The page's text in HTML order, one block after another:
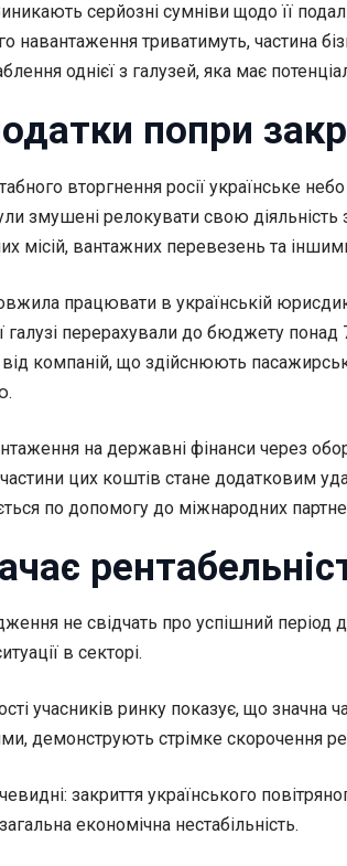
серйозні сумніви щодо її
навантаження триватимуть, частина
однієї з галузей, яка має
попри
вторгнення росії українське
змушені релокувати свою
місій, вантажних перевезень та
працювати в українській
галузі перерахували до бюджету
компаній, що здійснюють
на державні фінанси через
частини цих коштів стане додатковим
по допомогу до міжнародних
не свідчать про успішний період
в секторі.
учасників ринку показує, що
демонструють стрімке скорочення
закриття українського
економічна нестабільність.